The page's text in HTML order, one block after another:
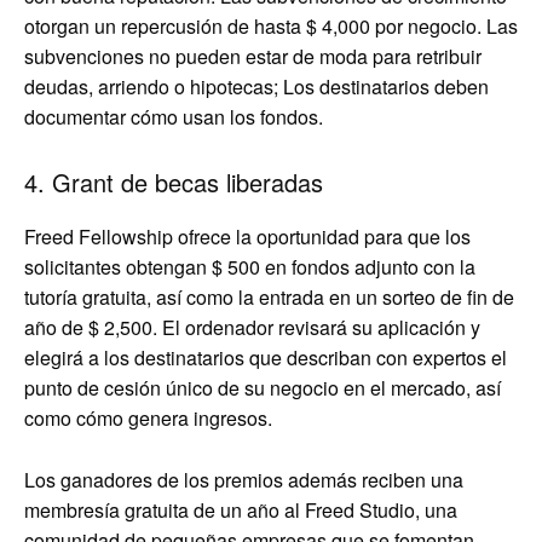
otorgan un repercusión de hasta $ 4,000 por negocio. Las
subvenciones no pueden estar de moda para retribuir
deudas, arriendo o hipotecas; Los destinatarios deben
documentar cómo usan los fondos.
4. Grant de becas liberadas
Freed Fellowship ofrece la oportunidad para que los
solicitantes obtengan $ 500 en fondos adjunto con la
tutoría gratuita, así como la entrada en un sorteo de fin de
año de $ 2,500. El ordenador revisará su aplicación y
elegirá a los destinatarios que describan con expertos el
punto de cesión único de su negocio en el mercado, así
como cómo genera ingresos.
Los ganadores de los premios además reciben una
membresía gratuita de un año al Freed Studio, una